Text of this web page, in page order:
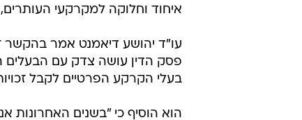
איחוד וחלוקה למקרקעי
עו"ד יהושע דיאמנט אמר בהקשר
פסק הדין עושה צדק עם הבעלים
בעלי הקרקע הפרטיים לקבל
הוא הוסיף כי "בשנים האחרונות